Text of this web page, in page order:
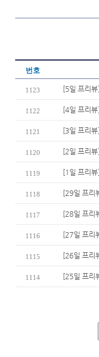
번호
1123 [5일 프리
1122 [4일 프리
1121 [3일 프리
1120 [2일 프리
1119 [1일 프리
1118 [29일 프리
1117 [28일 프리
1116 [27일 프리
1115 [26일 프리
1114 [25일 프리